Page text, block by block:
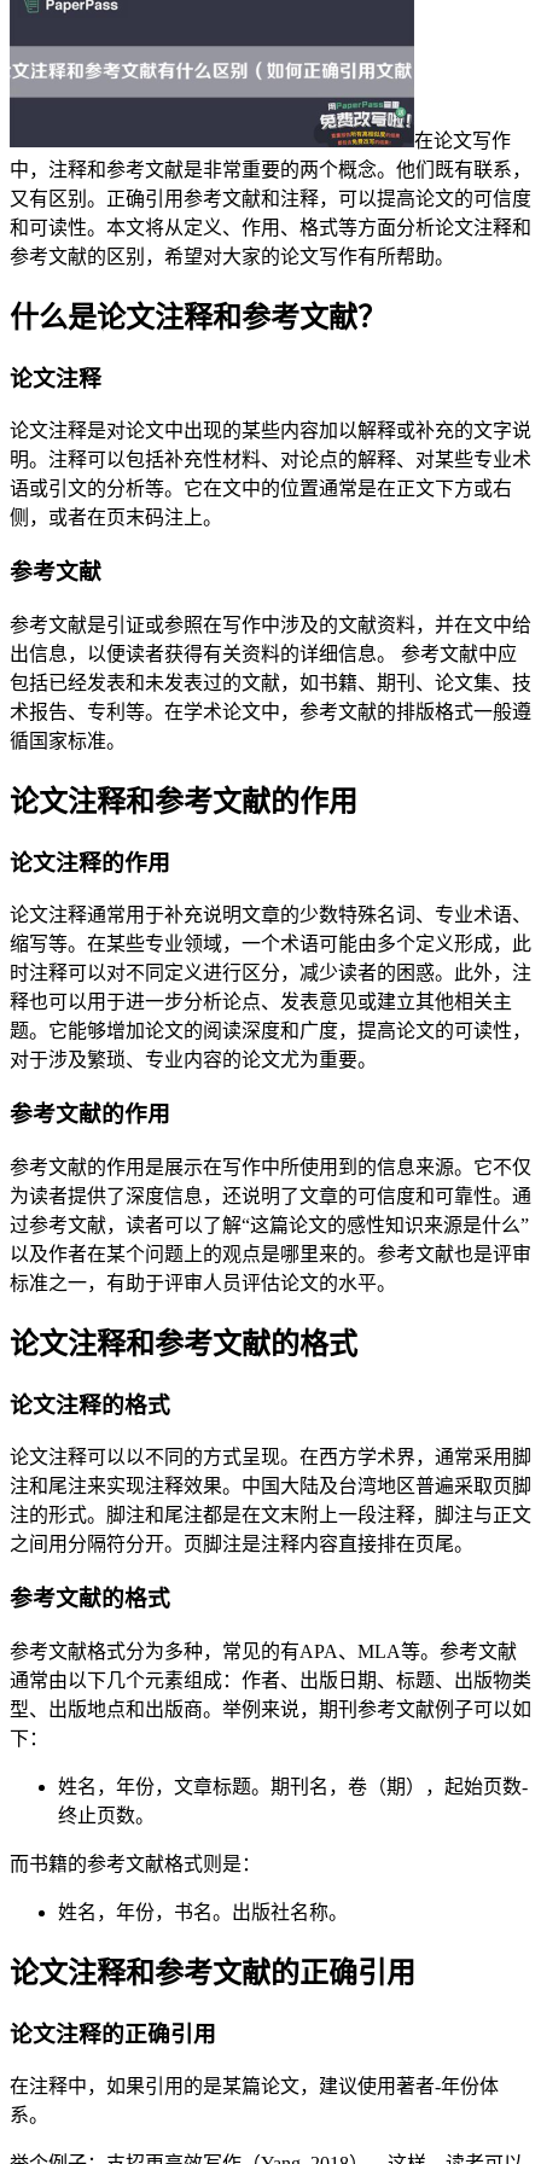
在论文写作
中，注释和参考文献是非常重要的两个概念。他们既有联系，
又有区别。正确引用参考文献和注释，可以提高论文的可信度
和可读性。本文将从定义、作用、格式等方面分析论文注释和
参考文献的区别，希望对大家的论文写作有所帮助。
什么是论文注释和参考文献？
论文注释
论文注释是对论文中出现的某些内容加以解释或补充的文字说
明。注释可以包括补充性材料、对论点的解释、对某些专业术
语或引文的分析等。它在文中的位置通常是在正文下方或右
侧，或者在页末码注上。
参考文献
参考文献是引证或参照在写作中涉及的文献资料，并在文中给
出信息，以便读者获得有关资料的详细信息。 参考文献中应
包括已经发表和未发表过的文献，如书籍、期刊、论文集、技
术报告、专利等。在学术论文中，参考文献的排版格式一般遵
循国家标准。
论文注释和参考文献的作用
论文注释的作用
论文注释通常用于补充说明文章的少数特殊名词、专业术语、
缩写等。在某些专业领域，一个术语可能由多个定义形成，此
时注释可以对不同定义进行区分，减少读者的困惑。此外，注
释也可以用于进一步分析论点、发表意见或建立其他相关主
题。它能够增加论文的阅读深度和广度，提高论文的可读性，
对于涉及繁琐、专业内容的论文尤为重要。
参考文献的作用
参考文献的作用是展示在写作中所使用到的信息来源。它不仅
为读者提供了深度信息，还说明了文章的可信度和可靠性。通
过参考文献，读者可以了解“这篇论文的感性知识来源是什么”
以及作者在某个问题上的观点是哪里来的。参考文献也是评审
标准之一，有助于评审人员评估论文的水平。
论文注释和参考文献的格式
论文注释的格式
论文注释可以以不同的方式呈现。在西方学术界，通常采用脚
注和尾注来实现注释效果。中国大陆及台湾地区普遍采取页脚
注的形式。脚注和尾注都是在文末附上一段注释，脚注与正文
之间用分隔符分开。页脚注是注释内容直接排在页尾。
参考文献的格式
参考文献格式分为多种，常见的有APA、MLA等。参考文献
通常由以下几个元素组成：作者、出版日期、标题、出版物类
型、出版地点和出版商。举例来说，期刊参考文献例子可以如
下：
姓名，年份，文章标题。期刊名，卷（期），起始页数-
终止页数。
而书籍的参考文献格式则是：
姓名，年份，书名。出版社名称。
论文注释和参考文献的正确引用
论文注释的正确引用
在注释中，如果引用的是某篇论文，建议使用著者-年份体
系。